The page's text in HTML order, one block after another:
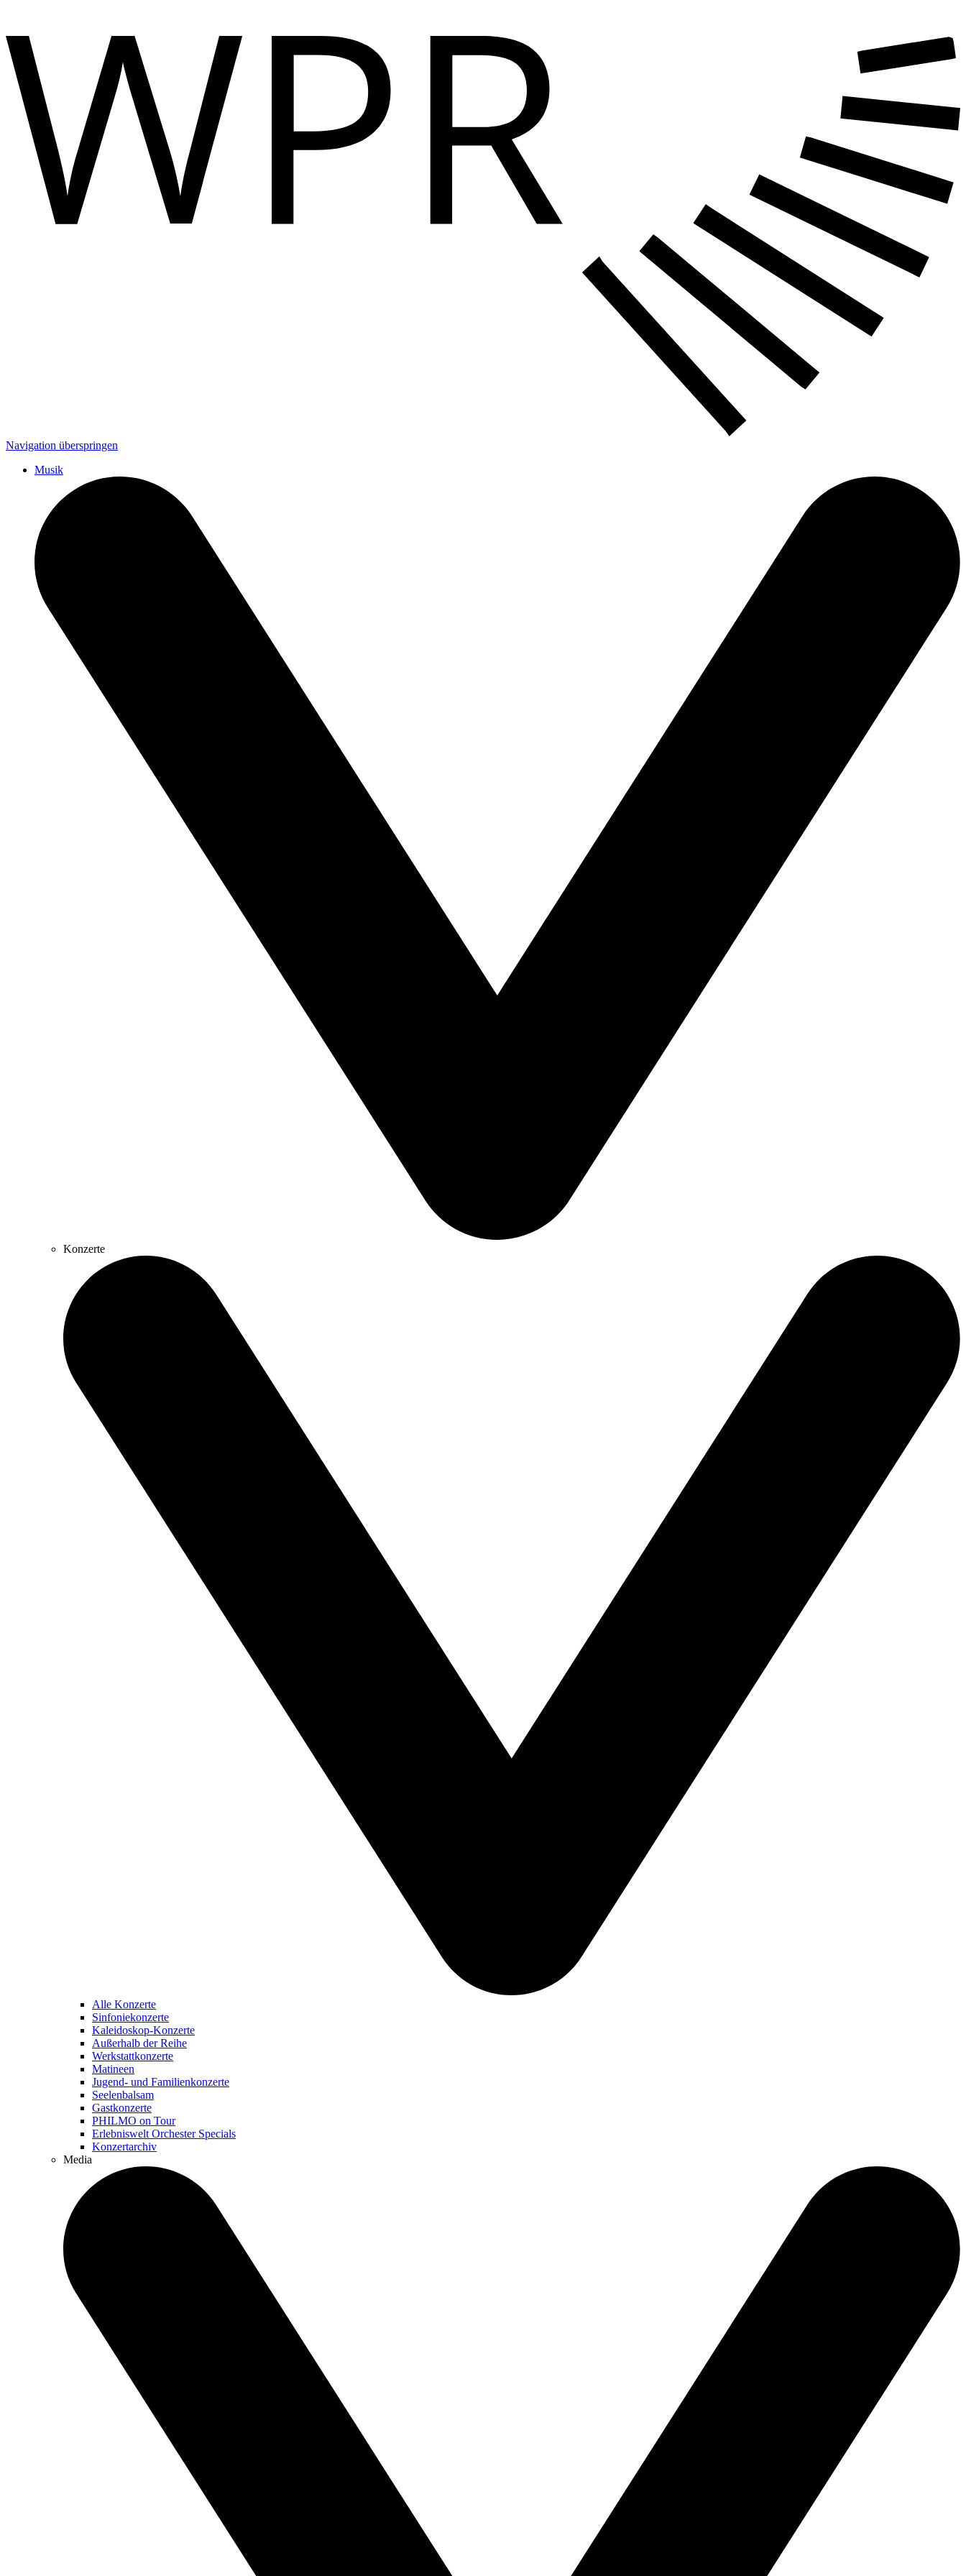
Navigation überspringen
Musik
Konzerte
Alle Konzerte
Sinfoniekonzerte
Kaleidoskop-Konzerte
Außerhalb der Reihe
Werkstattkonzerte
Matineen
Jugend- und Familienkonzerte
Seelenbalsam
Gastkonzerte
PHILMO on Tour
Erlebniswelt Orchester Specials
Konzertarchiv
Media